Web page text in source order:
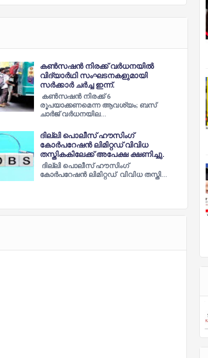
കണ്‍സഷന്‍ നിരക്ക് വര്‍ധനയില്‍
വിദ്യാര്‍ഥി സംഘടനകളുമായി
സര്‍ക്കാര്‍ ചര്‍ച്ച ഇന്ന്‌.
കണ്‍സഷന്‍ നിരക്ക് 6
രൂപയാക്കണമെന്ന ആവശ്യം; ബസ്
ചാര്‍ജ് വര്‍ധനയില…
ദില്ലി പൊലീസ് ഹൗസിം​ഗ്
കോർപറേഷൻ ലിമിറ്റഡ് വിവിധ
തസ്തികകിലേക്ക് അപേക്ഷ ക്ഷണിച്ചു.
ദില്ലി പൊലീസ് ഹൗസിം​ഗ്
കോർപറേഷൻ ലിമിറ്റഡ് വിവിധ തസ്തി…